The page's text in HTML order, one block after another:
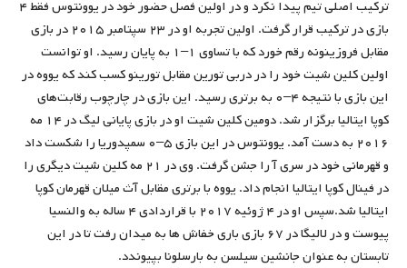
ترکیب اصلی تیم پیدا نکرد و در اولین فصل حضور خود در یوونتوس فقط ۴
بازی در ترکیب قرار گرفت. اولین تجربه او در ۲۳ سپتامبر ۲۰۱۵ در بازی
مقابل فروزینونه رقم خورد که با تساوی ۱–۱ به پایان رسید. او توانست
اولین کلین شیت خود را در دربی تورین مقابل تورینو کسب کند که یووه در
این بازی با نتیجه ۴–۰ به برتری رسید. این بازی در چارچوب رقابت‌های
کوپا ایتالیا برگزار شد. دومین کلین شیت او در بازی پایانی لیگ در ۱۴ مه
۲۰۱۶ به دست آمد. یوونتوس در این بازی ۵–۰ سمپدوریا را شکست داد
و قهرمانی خود در سری آ را جشن گرفت. وی در ۲۱ مه کلین شیت دیگری را
در فینال کوپا ایتالیا انجام داد. یووه با برتری مقابل آث میلان قهرمان کوپا
ایتالیا شد.سپس او در ۴ ژوئیه ۲۰۱۷ با قراردادی ۴ ساله به والنسیا
پیوست و در لالیگا در ۶۷ بازی باری خفاش ها به میدان رفت تا در این
تابستان به عنوان جانشین سیلسن به بارسلونا بپیوندد.